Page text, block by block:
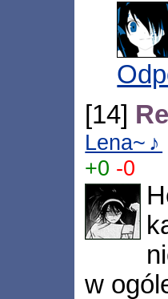
[14]
Lena~♪
+0 -0
w